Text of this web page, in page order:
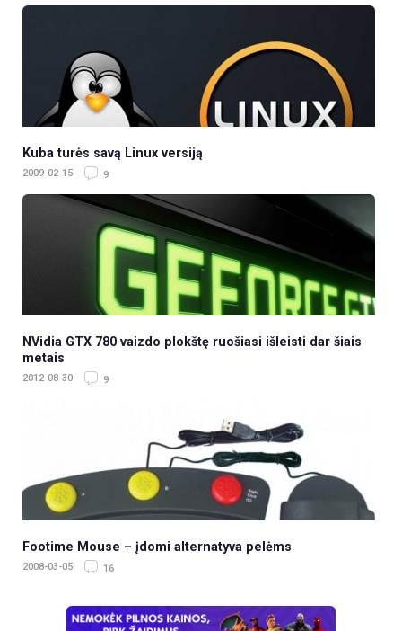
Kuba turės savą Linux versiją
2009-02-15 9
NVidia GTX 780 vaizdo plokštę ruošiasi išleisti dar šiais
metais
2012-08-30 9
Footime Mouse – įdomi alternatyva pelėms
2008-03-05 16